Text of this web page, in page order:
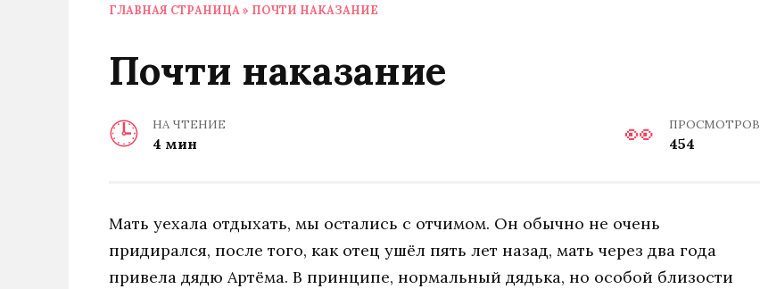
ГЛАВНАЯ СТРАНИЦА » ПОЧТИ НАКАЗАНИЕ
Почти наказание
НА ЧТЕНИЕ
4 мин
ПРОСМОТРОВ
454
Мать уехала отдыхать, мы остались с отчимом. Он обычно не очень
придирался, после того, как отец ушёл пять лет назад, мать через два года
привела дядю Артёма. В принципе, нормальный дядька, но особой близости